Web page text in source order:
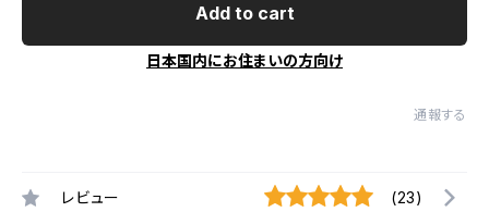
Add to cart
日本国内にお住まいの方向け
通報する
レビュー (23)